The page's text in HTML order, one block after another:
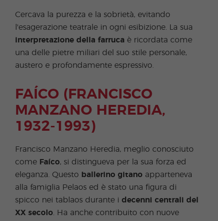
Cercava la purezza e la sobrietà, evitando
l'esagerazione teatrale in ogni esibizione. La sua
interpretazione della farruca è ricordata come
una delle pietre miliari del suo stile personale,
austero e profondamente espressivo.
FAÍCO (FRANCISCO
MANZANO HEREDIA,
1932-1993)
Francisco Manzano Heredia, meglio conosciuto
come Faíco, si distingueva per la sua forza ed
eleganza. Questo ballerino gitano apparteneva
alla famiglia Pelaos ed è stato una figura di
spicco nei tablaos durante idecenni centrali del
XX secolo . Ha anche contribuito con nuove